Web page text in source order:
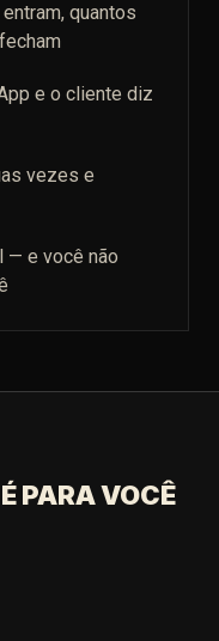
quantos
e o cliente diz
vezes e
— e você não
PARA VOCÊ